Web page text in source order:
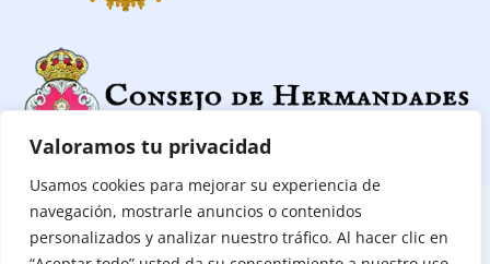
Valoramos tu privacidad
Usamos cookies para mejorar su experiencia de
navegación, mostrarle anuncios o contenidos
personalizados y analizar nuestro tráfico. Al hacer clic en
CONTACTAR |POLITICA DE PRIVACIDAD|POLÍTICA DE COOKIES